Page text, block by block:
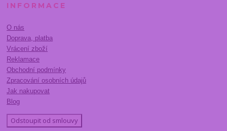
INFORMACE
O nás
Doprava, platba
Vrácení zboží
Reklamace
Obchodní podmínky
Zpracování osobních údajů
Jak nakupovat
Blog
Odstoupit od smlouvy